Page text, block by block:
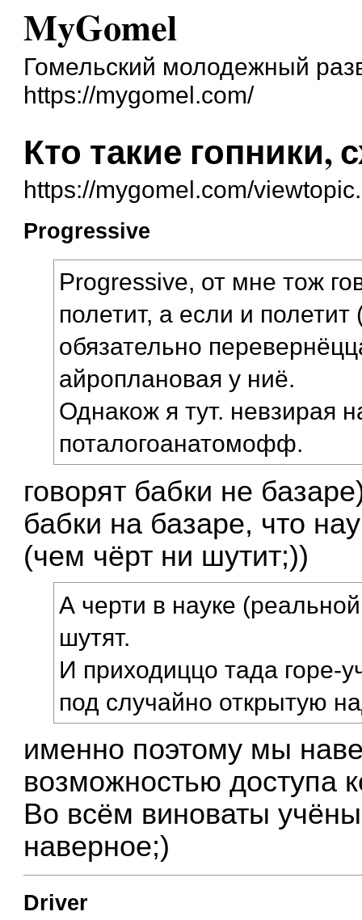
MyGomel
Гомельский молодежный
https://mygomel.com/
Кто такие гопники,
https://mygomel.com/
Progressive
Progressive, от мне тож
полетит, а если и
обязательно
айроплановая у ниё.
Однакож я тут. невзирая
поталогоанатомофф.
говорят бабки не
бабки на базаре, что
(чем чёрт ни шутит;))
А черти в науке
шутят.
И приходиццо тада горе-
под случайно открытую
именно поэтому мы
возможностью доступа
Во всём виноваты
наверное;)
Driver